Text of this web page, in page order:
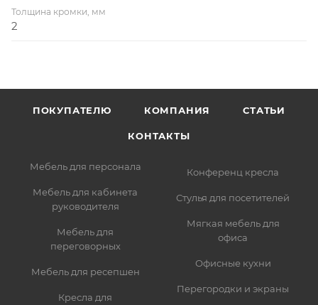
Толщина кромки, мм
2
ПОКУПАТЕЛЮ КОМПАНИЯ СТАТЬИ
КОНТАКТЫ
Мебель для персонала
Мебель для кабинета
руководителя
Мебель для
переговорных
Мебель для ресепшен
Кресла для
Конференц кресла
Стулья для посетителей
Мягкая мебель для
офиса
Офисные кухни
Перегородки и экраны